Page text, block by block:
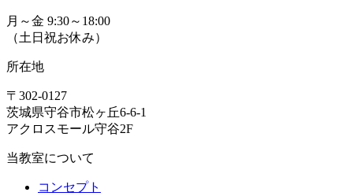
月～金 9:30～18:00
（土日祝お休み）
所在地
〒302-0127
茨城県守谷市松ヶ丘6-6-1
アクロスモール守谷2F
当教室について
コンセプト